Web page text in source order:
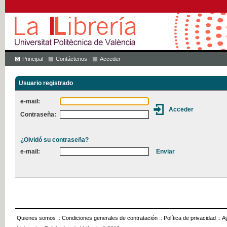
Principal Contáctenos Acceder
Usuario registrado
e-mail:
Contraseña:
¿Olvidó su contraseña?
e-mail:
Quienes somos :: Condiciones generales de contratación :: Política de privacidad ::